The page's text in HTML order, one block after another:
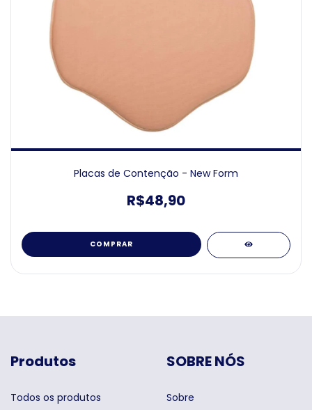
Placas de Contenção - New Form
R$48,90
COMPRAR
Produtos
Todos os produtos
SOBRE NÓS
Sobre